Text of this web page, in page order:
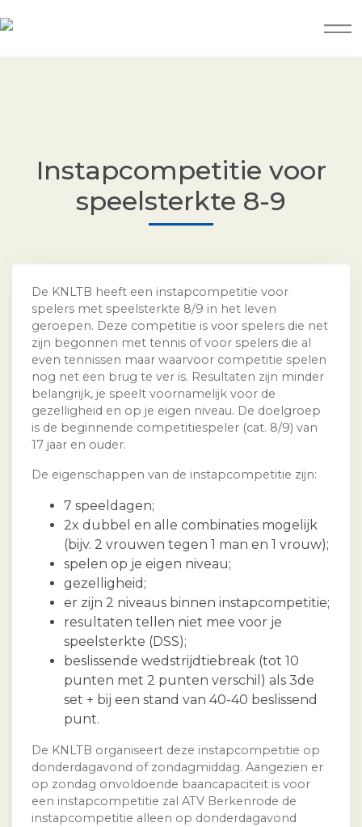
Instapcompetitie voor
speelsterkte 8-9
De KNLTB heeft een instapcompetitie voor
spelers met speelsterkte 8/9 in het leven
geroepen. Deze competitie is voor spelers die net
zijn begonnen met tennis of voor spelers die al
even tennissen maar waarvoor competitie spelen
nog net een brug te ver is. Resultaten zijn minder
belangrijk, je speelt voornamelijk voor de
gezelligheid en op je eigen niveau. De doelgroep
is de beginnende competitiespeler (cat. 8/9) van
17 jaar en ouder.
De eigenschappen van de instapcompetitie zijn:
7 speeldagen;
2x dubbel en alle combinaties mogelijk
(bijv. 2 vrouwen tegen 1 man en 1 vrouw);
spelen op je eigen niveau;
gezelligheid;
er zijn 2 niveaus binnen instapcompetitie;
resultaten tellen niet mee voor je
speelsterkte (DSS);
beslissende wedstrijdtiebreak (tot 10
punten met 2 punten verschil) als 3de
set + bij een stand van 40-40 beslissend
punt.
De KNLTB organiseert deze instapcompetitie op
donderdagavond of zondagmiddag. Aangezien er
op zondag onvoldoende baancapaciteit is voor
een instapcompetitie zal ATV Berkenrode de
instapcompetitie alleen op donderdagavond